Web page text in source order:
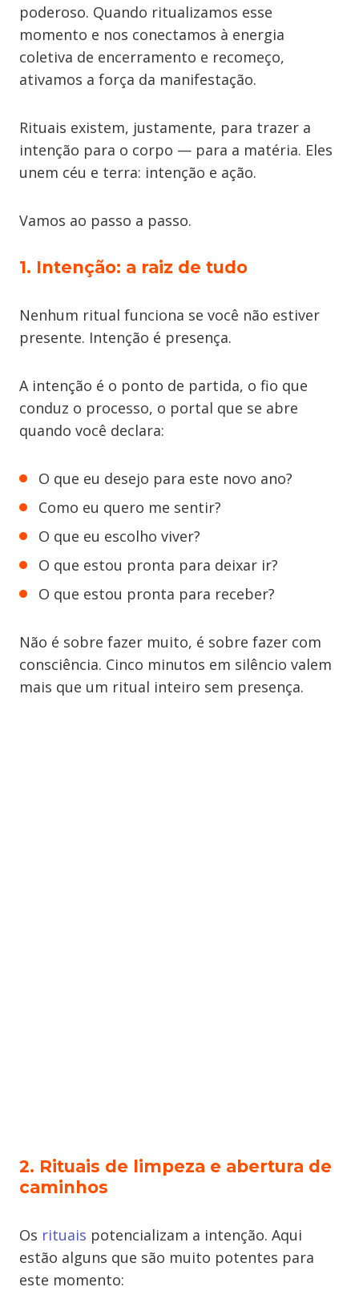
poderoso. Quando ritualizamos esse
momento e nos conectamos à energia
coletiva de encerramento e recomeço,
ativamos a força da manifestação.
Rituais existem, justamente, para trazer a
intenção para o corpo — para a matéria. Eles
unem céu e terra: intenção e ação.
Vamos ao passo a passo.
1. Intenção: a raiz de tudo
Nenhum ritual funciona se você não estiver
presente. Intenção é presença.
A intenção é o ponto de partida, o fio que
conduz o processo, o portal que se abre
quando você declara:
O que eu desejo para este novo ano?
Como eu quero me sentir?
O que eu escolho viver?
O que estou pronta para deixar ir?
O que estou pronta para receber?
Não é sobre fazer muito, é sobre fazer com
consciência. Cinco minutos em silêncio valem
mais que um ritual inteiro sem presença.
2. Rituais de limpeza e abertura de
caminhos
Os rituais potencializam a intenção. Aqui
estão alguns que são muito potentes para
este momento: